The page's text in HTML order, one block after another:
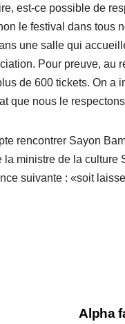
est-ce possible de
le festival dans tous
une salle qui
Pour preuve,
de 600 tickets. On a
que nous le
rencontrer Sayon
ministre de la
suivante : «soit
Alpha